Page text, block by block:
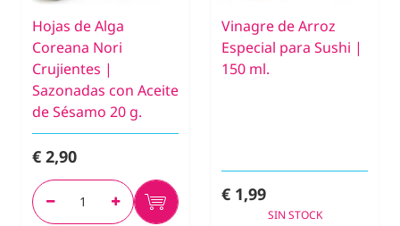
Hojas de Alga
Coreana Nori
Crujientes |
Sazonadas con Aceite
de Sésamo 20 g.
€ 2,90
Vinagre de Arroz
Especial para Sushi |
150 ml.
€ 1,99
SIN STOCK